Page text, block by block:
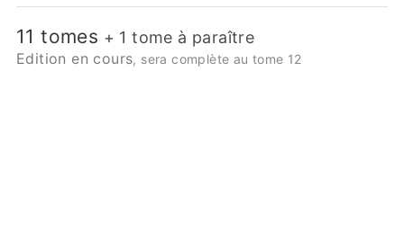
11 tomes + 1 tome à paraître
Edition en cours, sera complète au tome 12